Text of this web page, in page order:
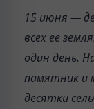
15 июня —
всех ее
один день.
памятник и
десятки